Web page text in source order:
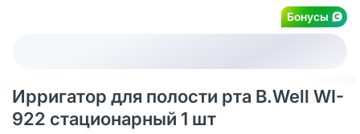
Бонусы
Ирригатор для полости рта B.Well WI-
922 стационарный 1 шт